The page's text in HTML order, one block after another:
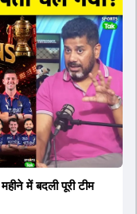
साबित कर दिया है जो
वहीं, इंग्लैंड के पूर्व कप्तान
की सबसे बड़ी बात इस
में भारी भीड़ उमड़ती
में होने वाली
लिया गया है।
में बदली पूरी टीम